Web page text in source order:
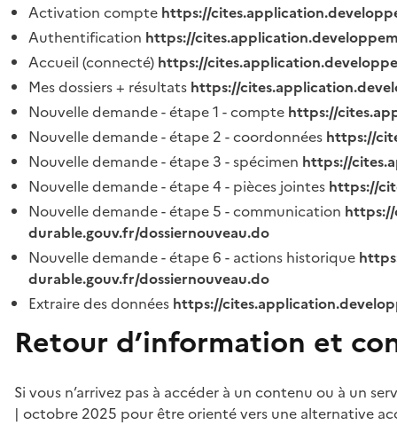
Activation compte https://
Authentification https://
Accueil (connecté) https://
Mes dossiers + résultats https://
Nouvelle demande - étape 1 - compte https://
Nouvelle demande - étape 2 - coordonnées https://
Nouvelle demande - étape 3 - spécimen https://
Nouvelle demande - étape 4 - pièces jointes https://
Nouvelle demande - étape 5 - communication
durable.gouv.fr/dossiernouveau.do
Nouvelle demande - étape 6 - actions historique
durable.gouv.fr/dossiernouveau.do
Extraire des données https://
Retour d’information et
Si vous n’arrivez pas à accéder à un contenu ou à un
| octobre 2025 pour être orienté vers une alternative